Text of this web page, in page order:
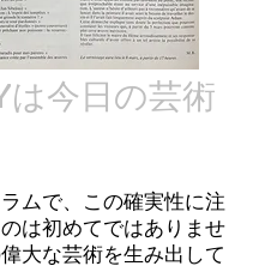
は今日の芸術
ムで、この確実性に注
は初めてではありませ
大な芸術を生み出して